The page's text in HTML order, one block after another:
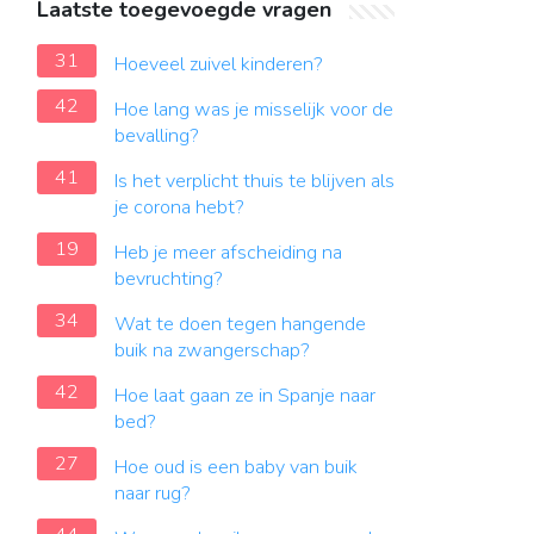
Laatste toegevoegde vragen
31
Hoeveel zuivel kinderen?
42
Hoe lang was je misselijk voor de
bevalling?
41
Is het verplicht thuis te blijven als
je corona hebt?
19
Heb je meer afscheiding na
bevruchting?
34
Wat te doen tegen hangende
buik na zwangerschap?
42
Hoe laat gaan ze in Spanje naar
bed?
27
Hoe oud is een baby van buik
naar rug?